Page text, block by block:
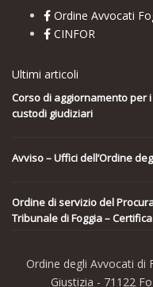
Ordine Avvocati
CINFOR
Ultimi articoli
Corso di aggiornamento
custodi giudiziari
Avviso – Uffici dell’Ordine
Ordine di servizio del
Tribunale di Foggia –
Ordine degli Avvocati di
Giustizia - 71122